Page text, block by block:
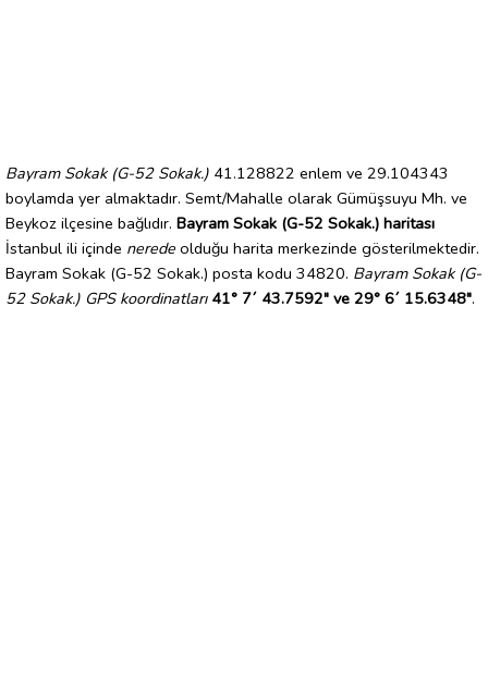
Bayram Sokak (G-52 Sokak.) 41.128822 enlem ve 29.104343
boylamda yer almaktadır. Semt/Mahalle olarak Gümüşsuyu Mh. ve
Beykoz ilçesine bağlıdır. Bayram Sokak (G-52 Sokak.) haritası
İstanbul ili içinde nerede olduğu harita merkezinde gösterilmektedir.
Bayram Sokak (G-52 Sokak.) posta kodu 34820. Bayram Sokak (G-
52 Sokak.) GPS koordinatları 41° 7´ 43.7592" ve 29° 6´ 15.6348".